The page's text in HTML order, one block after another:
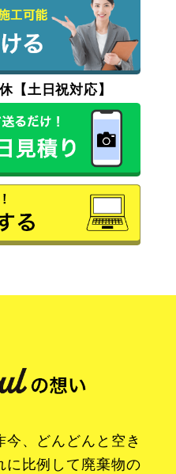
【土日祝対応】
、どんどんと空き
に比例して廃棄物の